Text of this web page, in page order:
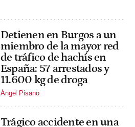
Detienen en Burgos a un
miembro de la mayor red
de tráfico de hachís en
España: 57 arrestados y
11.600 kg de droga
Ángel Pisano
Trágico accidente en una